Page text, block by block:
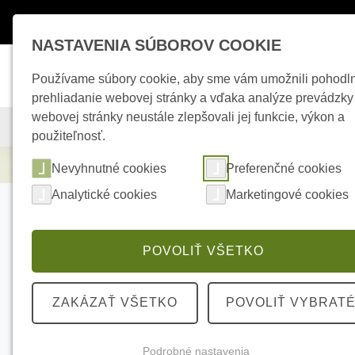
KAMEROVÉ SYSTÉMY ZABEZPEČOVACIE SYSTÉMY
Zabezpečovacie systémy AJAX
NASTAVENIA SÚBOROV COOKIE
Používame súbory cookie, aby sme vám umožnili
prehliadanie webovej stránky a vďaka analýze prevádzky
webovej stránky neustále zlepšovali jej funkcie, výkon a
použiteľnosť.
Nevyhnutné cookies
Preferenčné cookies
Analytické cookies
Marketingové cookies
POVOLIŤ VŠETKO
ZAKÁZAŤ VŠETKO POVOLIŤ VYBRATÉ
Podrobné nastavenia